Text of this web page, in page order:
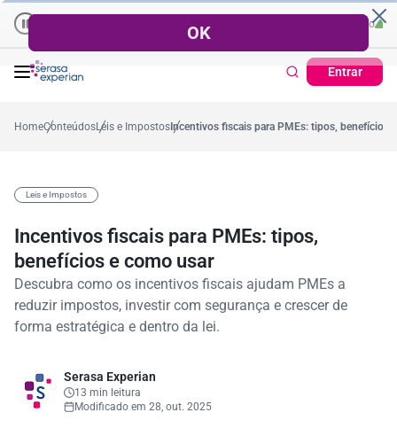
| Recuperação de Crédito 38,7%
Entrar
57,2% Cartão de Crédito | Cadastro
HomeConteúdosLeis e Impostos Incentivos fiscais para PMEs: tipos, benefícios
Leis e Impostos
Incentivos fiscais para PMEs: tipos,
benefícios e como usar
Descubra como os incentivos fiscais ajudam PMEs a
reduzir impostos, investir com segurança e crescer de
forma estratégica e dentro da lei.
Serasa Experian
13 min leitura
Modificado em 28, out. 2025